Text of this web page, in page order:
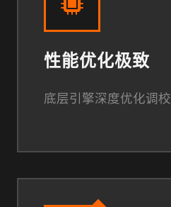
性能优化极致
底层引擎深度优化调校